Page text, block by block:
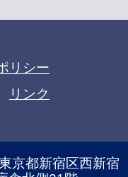
リシー
リンク
京都新宿区西新宿